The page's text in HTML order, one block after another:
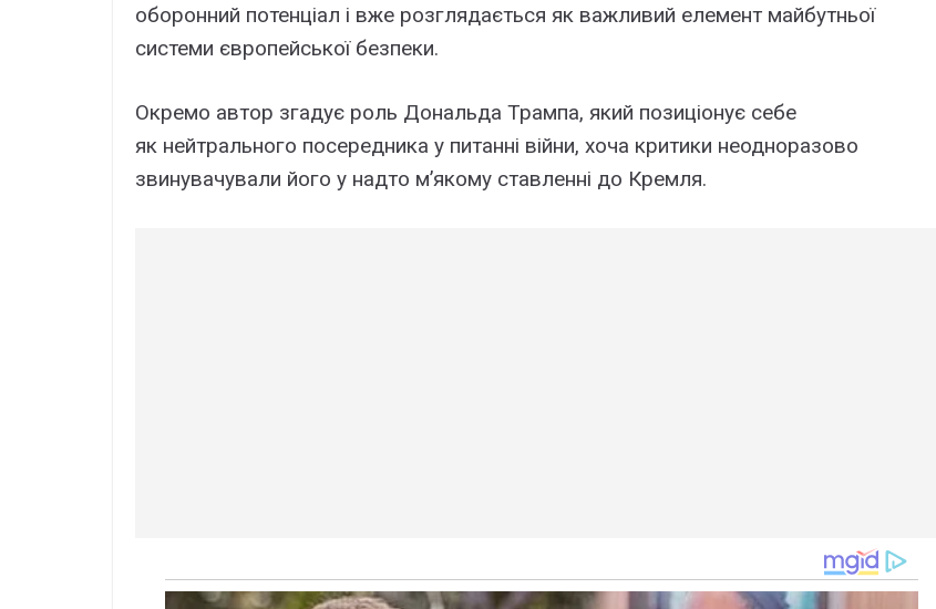
оборонний потенціал і вже розглядається як важливий елемент майбутньої
системи європейської безпеки.
Окремо автор згадує роль Дональда Трампа, який позиціонує себе
як нейтрального посередника у питанні війни, хоча критики неодноразово
звинувачували його у надто м’якому ставленні до Кремля.